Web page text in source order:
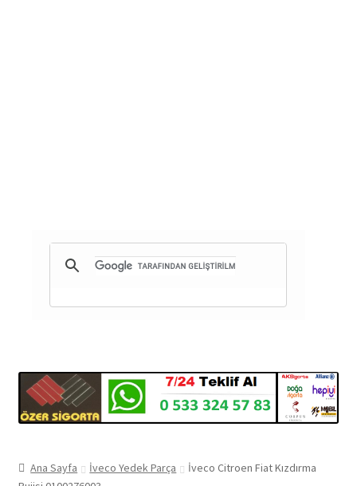
Ana Sayfa İveco Yedek Parça
İveco Citroen Fiat Kızdırma